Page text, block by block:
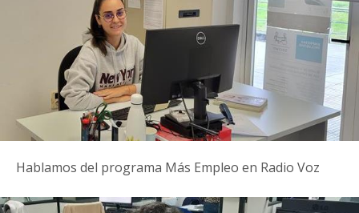
Hablamos del programa Más Empleo en Radio Voz